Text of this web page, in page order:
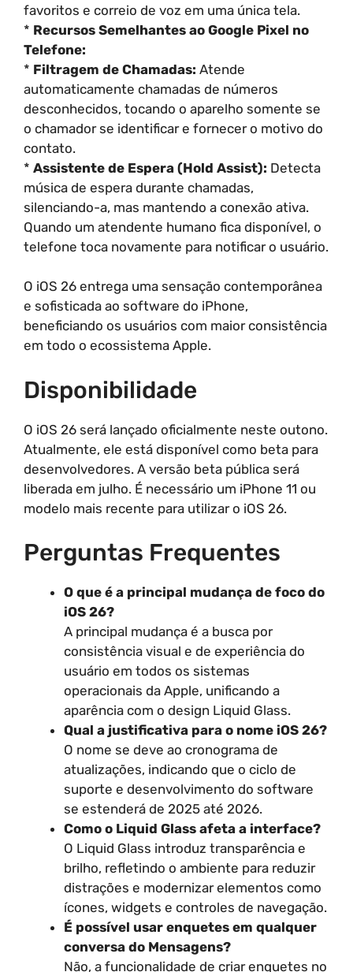
favoritos e correio de voz em uma única tela.
* Recursos Semelhantes ao Google Pixel no
Telefone:
* Filtragem de Chamadas: Atende
automaticamente chamadas de números
desconhecidos, tocando o aparelho somente se
o chamador se identificar e fornecer o motivo do
contato.
* Assistente de Espera (Hold Assist): Detecta
música de espera durante chamadas,
silenciando-a, mas mantendo a conexão ativa.
Quando um atendente humano fica disponível, o
telefone toca novamente para notificar o usuário.
O iOS 26 entrega uma sensação contemporânea
e sofisticada ao software do iPhone,
beneficiando os usuários com maior consistência
em todo o ecossistema Apple.
Disponibilidade
O iOS 26 será lançado oficialmente neste outono.
Atualmente, ele está disponível como beta para
desenvolvedores. A versão beta pública será
liberada em julho. É necessário um iPhone 11 ou
modelo mais recente para utilizar o iOS 26.
Perguntas Frequentes
O que é a principal mudança de foco do
iOS 26?
A principal mudança é a busca por
consistência visual e de experiência do
usuário em todos os sistemas
operacionais da Apple, unificando a
aparência com o design Liquid Glass.
Qual a justificativa para o nome iOS 26?
O nome se deve ao cronograma de
atualizações, indicando que o ciclo de
suporte e desenvolvimento do software
se estenderá de 2025 até 2026.
Como o Liquid Glass afeta a interface?
O Liquid Glass introduz transparência e
brilho, refletindo o ambiente para reduzir
distrações e modernizar elementos como
ícones, widgets e controles de navegação.
É possível usar enquetes em qualquer
conversa do Mensagens?
Não, a funcionalidade de criar enquetes no